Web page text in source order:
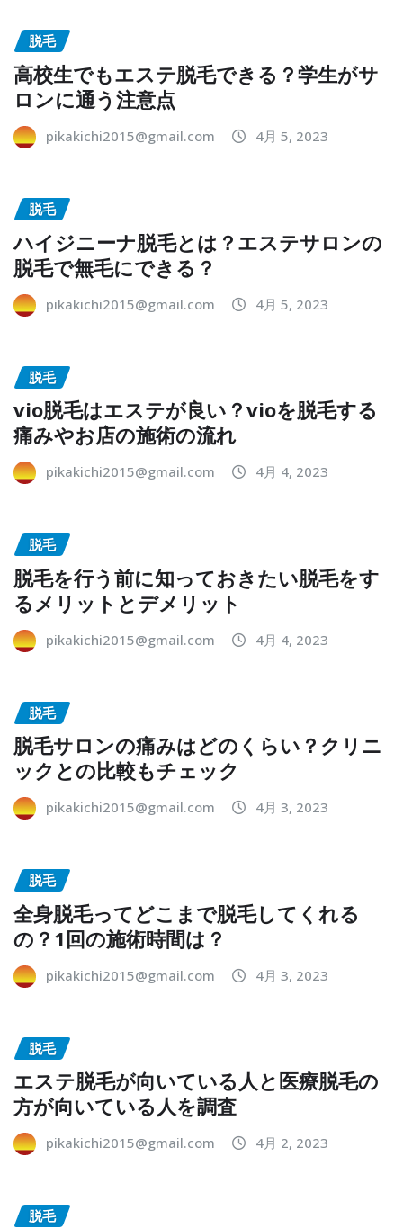
脱毛
高校生でもエステ脱毛できる？学生がサ
ロンに通う注意点
pikakichi2015@gmail.com 4月 5, 2023
脱毛
ハイジニーナ脱毛とは？エステサロンの
脱毛で無毛にできる？
pikakichi2015@gmail.com 4月 5, 2023
脱毛
vio脱毛はエステが良い？vioを脱毛する
痛みやお店の施術の流れ
pikakichi2015@gmail.com 4月 4, 2023
脱毛
脱毛を行う前に知っておきたい脱毛をす
るメリットとデメリット
pikakichi2015@gmail.com 4月 4, 2023
脱毛
脱毛サロンの痛みはどのくらい？クリニ
ックとの比較もチェック
pikakichi2015@gmail.com 4月 3, 2023
脱毛
全身脱毛ってどこまで脱毛してくれる
の？1回の施術時間は？
pikakichi2015@gmail.com 4月 3, 2023
脱毛
エステ脱毛が向いている人と医療脱毛の
方が向いている人を調査
pikakichi2015@gmail.com 4月 2, 2023
脱毛